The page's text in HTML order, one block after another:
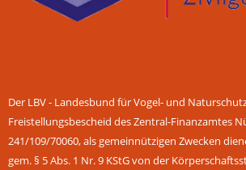
Der LBV - Landesbund für Vogel- und
Freistellungsbescheid des Zentral-Finanzamtes
241/109/70060, als gemeinnützigen Zwecken
gem. § 5 Abs. 1 Nr. 9 KStG von der